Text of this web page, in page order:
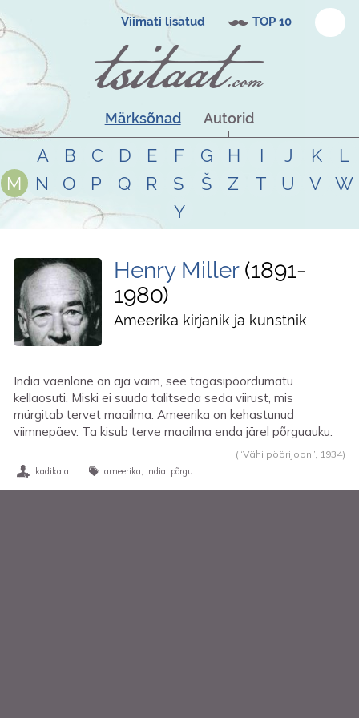
Viimati lisatud TOP 10
Märksõnad Autorid
A B C D E F G H I J K
L
M
N O P Q R S Š Z T U V
W
Y
Henry Miller 1891-
1980
Ameerika kirjanik ja kunstnik
India vaenlane on aja vaim, see tagasipöördumatu
kellaosuti. Miski ei suuda talitseda seda viirust, mis
mürgitab tervet maailma. Ameerika on kehastunud
viimnepäev. Ta kisub terve maailma enda järel põrguauku.
(“Vähi pöörijoon”, 1934)
kadikala ameerika india põrgu